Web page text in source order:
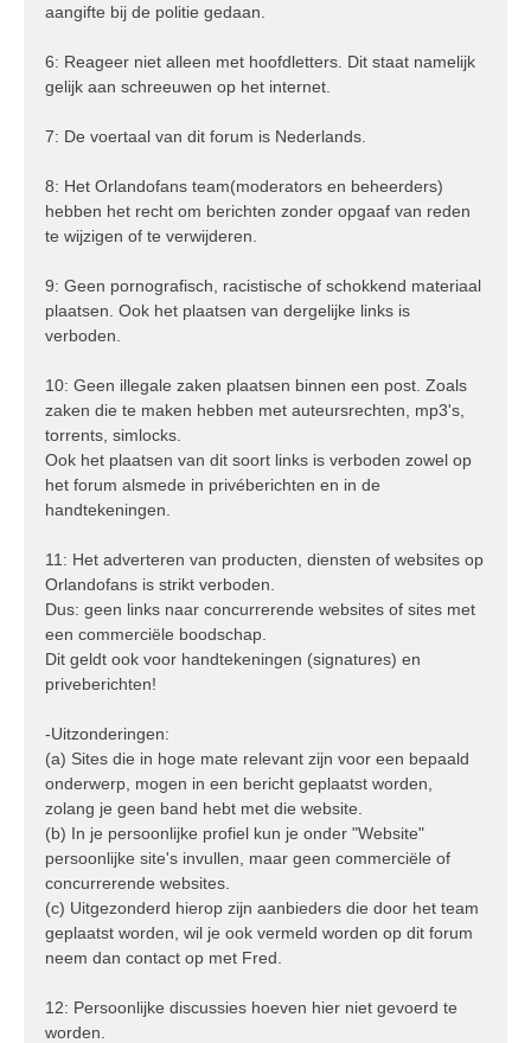
aangifte bij de politie gedaan.
6: Reageer niet alleen met hoofdletters. Dit staat namelijk
gelijk aan schreeuwen op het internet.
7: De voertaal van dit forum is Nederlands.
8: Het Orlandofans team(moderators en beheerders)
hebben het recht om berichten zonder opgaaf van reden
te wijzigen of te verwijderen.
9: Geen pornografisch, racistische of schokkend materiaal
plaatsen. Ook het plaatsen van dergelijke links is
verboden.
10: Geen illegale zaken plaatsen binnen een post. Zoals
zaken die te maken hebben met auteursrechten, mp3's,
torrents, simlocks.
Ook het plaatsen van dit soort links is verboden zowel op
het forum alsmede in privéberichten en in de
handtekeningen.
11: Het adverteren van producten, diensten of websites op
Orlandofans is strikt verboden.
Dus: geen links naar concurrerende websites of sites met
een commerciële boodschap.
Dit geldt ook voor handtekeningen (signatures) en
priveberichten!
-Uitzonderingen:
(a) Sites die in hoge mate relevant zijn voor een bepaald
onderwerp, mogen in een bericht geplaatst worden,
zolang je geen band hebt met die website.
(b) In je persoonlijke profiel kun je onder "Website"
persoonlijke site's invullen, maar geen commerciële of
concurrerende websites.
(c) Uitgezonderd hierop zijn aanbieders die door het team
geplaatst worden, wil je ook vermeld worden op dit forum
neem dan contact op met Fred.
12: Persoonlijke discussies hoeven hier niet gevoerd te
worden.